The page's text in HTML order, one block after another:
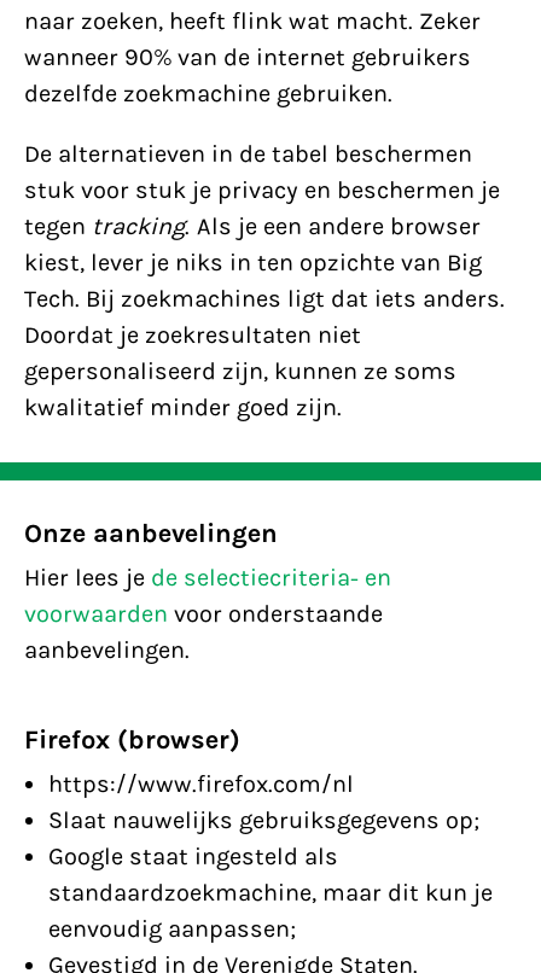
naar zoeken, heeft flink wat macht. Zeker
wanneer 90% van de internet gebruikers
dezelfde zoekmachine gebruiken.
De alternatieven in de tabel beschermen
stuk voor stuk je privacy en beschermen je
tegen tracking. Als je een andere browser
kiest, lever je niks in ten opzichte van Big
Tech. Bij zoekmachines ligt dat iets anders.
Doordat je zoekresultaten niet
gepersonaliseerd zijn, kunnen ze soms
kwalitatief minder goed zijn.
Onze aanbevelingen
Hier lees je de selectiecriteria- en
voorwaarden voor onderstaande
aanbevelingen.
Firefox (browser)
https://www.firefox.com/nl
Slaat nauwelijks gebruiksgegevens op;
Google staat ingesteld als
standaardzoekmachine, maar dit kun je
eenvoudig aanpassen;
Gevestigd in de Verenigde Staten.